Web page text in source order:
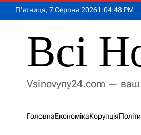
П’ятниця, 7 Серпня 20261 :04:50 PM
Всі
Vsinovyny24.com — ваш
ГоловнаЕкономікаКорупція